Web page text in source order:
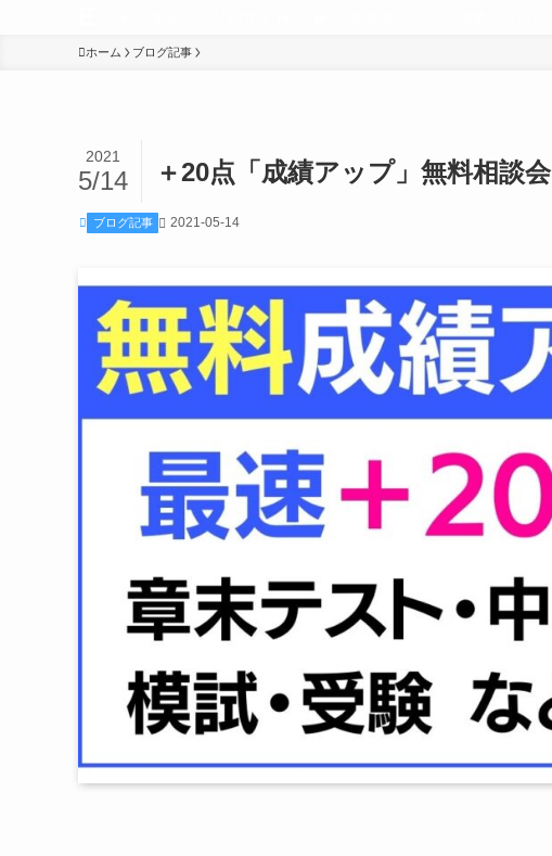
ホーム ブログ記事
＋20点「成績アップ」無料相談会
2021
5/14
ブログ記事 2021-05-14